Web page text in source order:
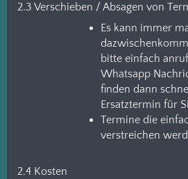
2.3 Verschieben / Absagen von
Es kann immer
bitte einfach
Whatsapp
finden dann
Ersatztermin für
Termine die
verstreichen
2.4 Kosten